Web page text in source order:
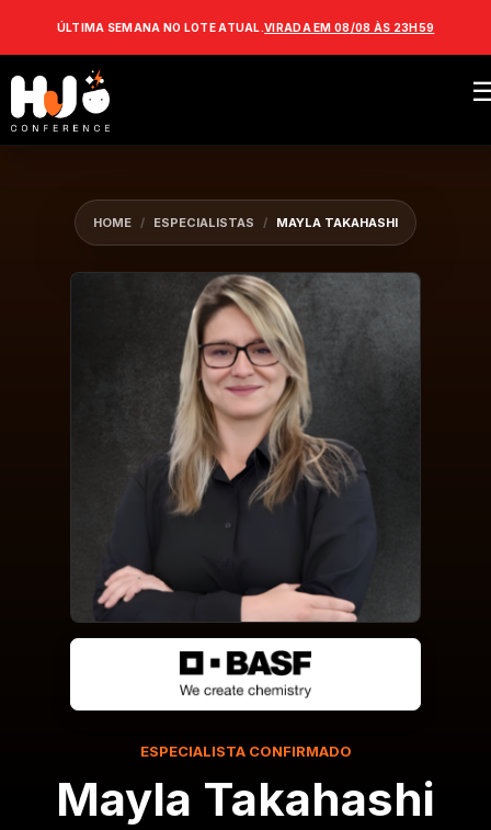
ÚLTIMA SEMANA NO LOTE ATUAL.VIRADA EM 08/08 ÀS 23H59
HOME / ESPECIALISTAS / MAYLA TAKAHASHI
ESPECIALISTA CONFIRMADO
Mayla Takahashi